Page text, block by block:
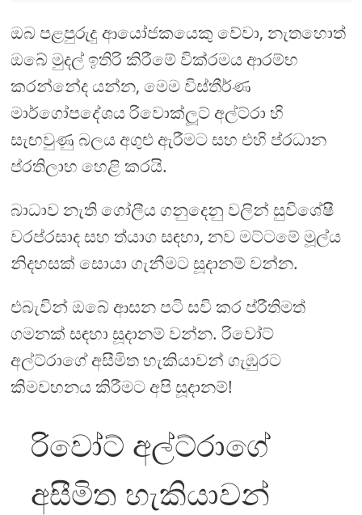
ඔබ පළපුරුදු ආයෝජකයෙකු වේවා, නැතහොත්
ඔබේ මුදල් ඉතිරි කිරීමේ වික්රමය ආරම්භ
කරන්නේද යන්න, මෙම විස්තීර්ණ
මාර්ගෝපදේශය රිවොක්ලූට් අල්ට්රා හි
සැඟවුණු බලය අගුළු ඇරීමට සහ එහි ප්රධාන
ප්රතිලාභ හෙළි කරයි.
බාධාව නැති ගෝලීය ගනුදෙනු වලින් සුවිශේෂී
වරප්රසාද සහ ත්යාග සඳහා, නව මට්ටමේ මූල්ය
නිදහසක් සොයා ගැනීමට සූදානම් වන්න.
එබැවින් ඔබේ ආසන පටි සවි කර ප්රීතිමත්
ගමනක් සඳහා සූදානම් වන්න. රිවෝට්
අල්ට්රාගේ අසීමිත හැකියාවන් ගැඹුරට
කිමවහනය කිරීමට අපි සූදානම්!
රිවෝට් අල්ට්රාගේ
අසීමිත හැකියාවන්